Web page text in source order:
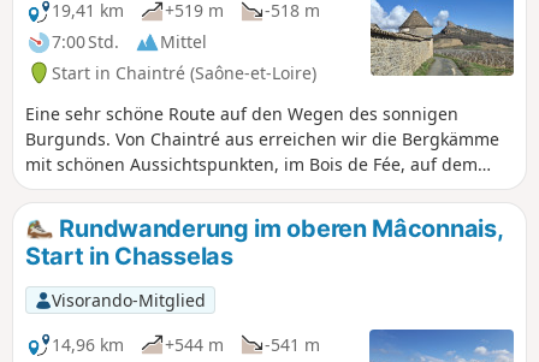
19,41 km
+519 m
-518 m
7:00 Std.
Mittel
Start in Chaintré (Saône-et-Loire)
Eine sehr schöne Route auf den Wegen des sonnigen
Burgunds. Von Chaintré aus erreichen wir die Bergkämme
mit schönen Aussichtspunkten, im Bois de Fée, auf dem
Mont de Pouilly und in La Grange du Bois. Unterwegs
kommen wir an mehreren schönen Schlössern vorbei, dem
Château des Rontés, dem Château de Chasselas, dem
Château de Leynes und dem Château de Lavérnette.
Rundwanderung im oberen Mâconnais,
Start in Chasselas
Visorando-Mitglied
14,96 km
+544 m
-541 m